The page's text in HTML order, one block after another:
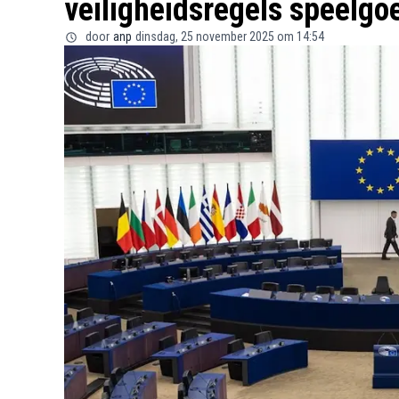
veiligheidsregels
door anp dinsdag, 25 november 2025 om 14:54